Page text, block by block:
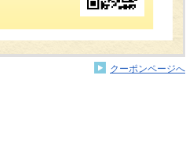
クーポンページへ